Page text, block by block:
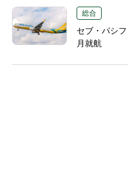
総合
セブ・パシ
月就航